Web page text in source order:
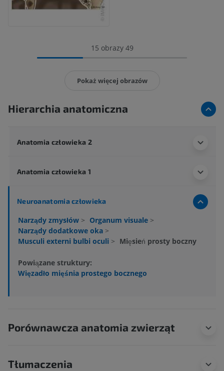
15 obrazy 49
Pokaż więcej obrazów
Hierarchia anatomiczna
Anatomia człowieka 2
Anatomia człowieka 1
Neuroanatomia człowieka
Narządy zmysłów > Organum visuale >
Narządy dodatkowe oka >
Musculi externi bulbi oculi > Mięsień prosty boczny
Powiązane struktury:
Więzadło mięśnia prostego bocznego
Porównawcza anatomia zwierząt
Tłumaczenia